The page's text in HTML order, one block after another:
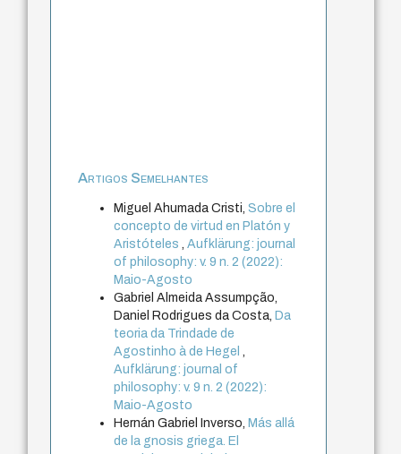
Artigos Semelhantes
Miguel Ahumada Cristi,Sobre el
concepto de virtud en Platón y
Aristóteles
,Aufklärung: journal
of philosophy: v. 9 n. 2 (2022):
Maio-Agosto
Gabriel Almeida Assumpção,
Daniel Rodrigues da Costa, Da
teoria da Trindade de
Agostinho à de Hegel
Aufklärung: journal of
philosophy: v. 9 n. 2 (2022):
Maio-Agosto
Hernán Gabriel Inverso, Más allá
de la gnosis griega. El